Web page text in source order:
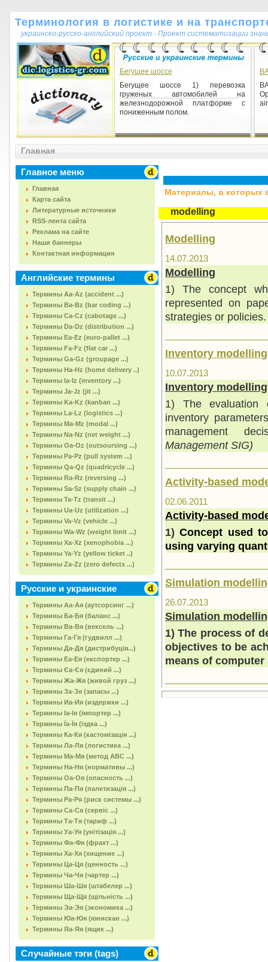
Терминология в логистике и на
украинско-русско-английский проект - Проект систематизации
Бегущее шоссе
Бегущее шоссе 1) перевозка
груженых автомобилей на
железнодорожной платформе с
пониженным полом.
Главная
Главное меню
Главная
Карта сайта
Литературные источники
RSS-лента сайта
Реклама на сайте
Наши баннеры
Контактная информация
Английские термины
Термины Aa-Az (accident ...)
Термины Ba-Bz (bar coding ...)
Термины Ca-Cz (cabotage ...)
Термины Da-Dz (distribution ...)
Термины Ea-Ez (euro-pallet ...)
Термины Fa-Fz (flat car ...)
Термины Ga-Gz (groupage ...)
Термины Ha-Hz (home delivery ..)
Термины Ia-Iz (inventory ...)
Термины Ja-Jz (jit ...)
Термины Ka-Kz (kanban ...)
Термины La-Lz (logistics ...)
Термины Ma-Mz (modal ...)
Термины Na-Nz (net weight ...)
Термины Oa-Oz (outsoursing ...)
Термины Pa-Pz (pull system ...)
Термины Qa-Qz (quadricycle ...)
Термины Ra-Rz (reversing ...)
Термины Sa-Sz (supply chain ...)
Термины Ta-Tz (transit ...)
Термины Ua-Uz (utilization ...)
Термины Va-Vz (vehicle ...)
Термины Wa-Wz (weight limit ...)
Термины Xa-Xz (xenophobia ...)
Термины Ya-Yz (yellow ticket ..)
Термины Za-Zz (zero defects ...)
Русские и украинские
Термины Аа-Ая (аутсорсинг ...)
Термины Ба-Бя (баланс ...)
Термины Ва-Вя (вексель ...)
Термины Га-Гя (гудвилл ...)
Термины Да-Дя (дистрибуція...)
Термины Еа-Ея (експортер ...)
Термины Єа-Єя (єдиний ...)
Термины Жа-Жя (живой груз ...)
Термины За-Зя (запасы ...)
Термины Иа-Ия (издержки ...)
Термины Іа-Ія (імпортер ...)
Термины Їа-Їя (їздка ...)
Термины Ка-Кя (кастомізація ...)
Термины Ла-Ля (логистика ...)
Термины Ма-Мя (метод АВС ...)
Термины На-Ня (нормативы ...)
Термины Оа-Оя (опасность ...)
Термины Па-Пя (палетизація ...)
Термины Ра-Ря (риск системы ...)
Термины Са-Ся (сервіс ...)
Термины Та-Тя (тариф ...)
Термины Уа-Уя (унітізація ...)
Термины Фа-Фя (фрахт ...)
Термины Ха-Хя (хищение ...)
Термины Ца-Ця (ценность ...)
Термины Ча-Чя (чартер ...)
Термины Ша-Шя (штабелер ...)
Термины Ща-Щя (щільність ...)
Термины Эа-Эя (экономика ...)
Термины Юа-Юя (юнискан ...)
Термины Яа-Яя (ящик ...)
Случайные тэги (tags)
Материалы, в которых
modelling
Modelling
14.07.2013
Modelling
1) The concept
represented on
strategies or policies.
Inventory modelling
10.07.2013
Inventory modelling
1) The evaluation
inventory
management
Management SIG)
Activity-based
02.06.2011
Activity-based
1)Concept used
using varying
Simulation
26.07.2013
Simulation
1) The process of
objectives to be
means of